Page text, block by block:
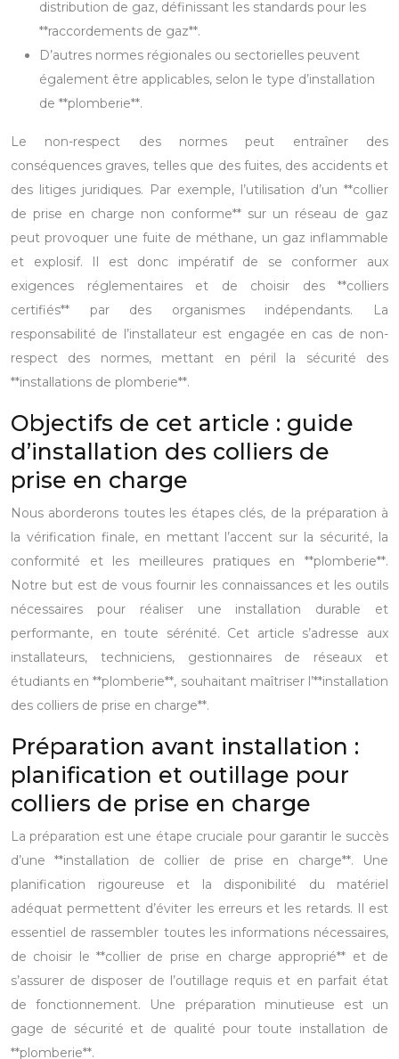
distribution de gaz, définissant les standards pour les
**raccordements de gaz**.
D’autres normes régionales ou sectorielles peuvent
également être applicables, selon le type d’installation
de **plomberie**.
Le non-respect des normes peut entraîner des
conséquences graves, telles que des fuites, des accidents et
des litiges juridiques. Par exemple, l’utilisation d’un **collier
de prise en charge non conforme** sur un réseau de gaz
peut provoquer une fuite de méthane, un gaz inflammable
et explosif. Il est donc impératif de se conformer aux
exigences réglementaires et de choisir des **colliers
certifiés** par des organismes indépendants. La
responsabilité de l’installateur est engagée en cas de non-
respect des normes, mettant en péril la sécurité des
**installations de plomberie**.
Objectifs de cet article : guide
d’installation des colliers de
prise en charge
Nous aborderons toutes les étapes clés, de la préparation à
la vérification finale, en mettant l’accent sur la sécurité, la
conformité et les meilleures pratiques en **plomberie**.
Notre but est de vous fournir les connaissances et les outils
nécessaires pour réaliser une installation durable et
performante, en toute sérénité. Cet article s’adresse aux
installateurs, techniciens, gestionnaires de réseaux et
étudiants en **plomberie**, souhaitant maîtriser l’**installation
des colliers de prise en charge**.
Préparation avant installation :
planification et outillage pour
colliers de prise en charge
La préparation est une étape cruciale pour garantir le succès
d’une **installation de collier de prise en charge**. Une
planification rigoureuse et la disponibilité du matériel
adéquat permettent d’éviter les erreurs et les retards. Il est
essentiel de rassembler toutes les informations nécessaires,
de choisir le **collier de prise en charge approprié** et de
s’assurer de disposer de l’outillage requis et en parfait état
de fonctionnement. Une préparation minutieuse est un
gage de sécurité et de qualité pour toute installation de
**plomberie**.